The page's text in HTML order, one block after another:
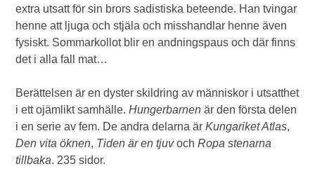
extra utsatt för sin brors sadistiska beteende. Han tvingar
henne att ljuga och stjäla och misshandlar henne även
fysiskt. Sommarkollot blir en andningspaus och där finns
det i alla fall mat…
Berättelsen är en dyster skildring av människor i utsatthet
i ett ojämlikt samhälle.Hungerbarnen är den första delen
i en serie av fem. De andra delarna ärKungariket Atlas,
Den vita öknen, Tiden är en tjuvochRopa stenarna
tillbaka. 235 sidor.